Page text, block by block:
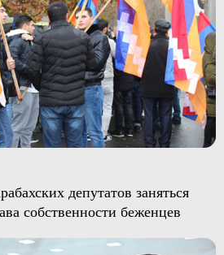
депутатов заняться
собственности беженцев